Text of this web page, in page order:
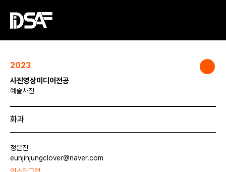
2023
사진영상미디어전공
예술사진
화과
정은진
eunjinjungclover@naver.com